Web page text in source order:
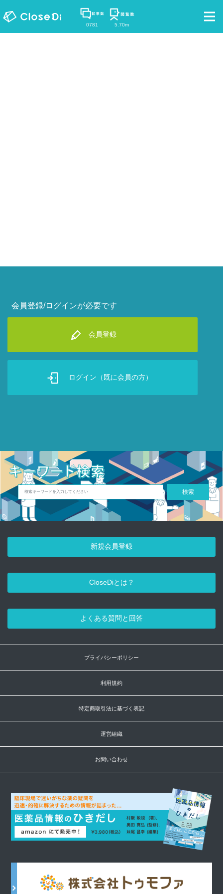
0781 5.70m
会員登録/ログインが必要です
会員登録
ログイン（既に会員の方）
検索
新規会員登録
CloseDiとは？
よくある質問と回答
プライバシーポリシー
利用規約
特定商取引法に基づく表記
運営組織
お問い合わせ